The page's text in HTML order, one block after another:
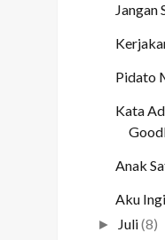
Jangan
Pidato
Kata
Anak
Aku
► Juli(8)